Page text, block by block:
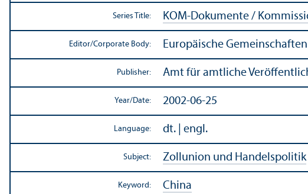
Series Title: KOM-Dokumente /
Editor/Corporate Body: Europäische
Publisher: Amt für amtliche
Year/Date: 2002-06-25
Language: dt. | engl.
Subject: Zollunion und Handelspolitik|
Keyword: China